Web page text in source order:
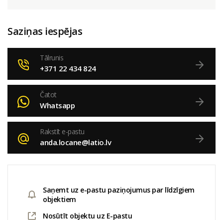
Saziņas iespējas
Tālrunis
+371 22 434 824
Čatot
Whatsapp
Rakstīt e-pastu
anda.locane@latio.lv
Saņemt uz e-pastu paziņojumus par līdzīgiem
objektiem
Nosūtīt objektu uz E-pastu